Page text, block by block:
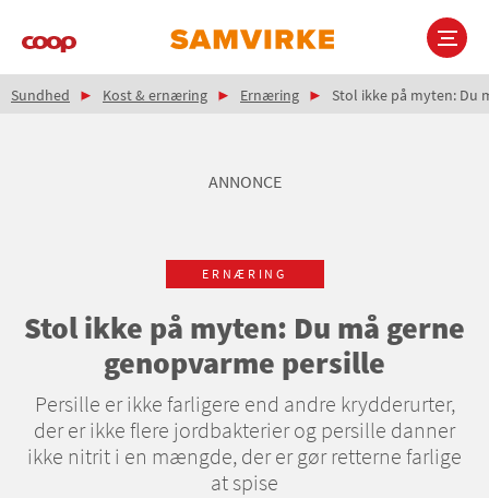
Main
Brødkrumme
Sundhed Kost & ernæring Ernæring Stol ikke på myten: Du
ANNONCE
ERNÆRING
Stol ikke på myten: Du må gerne
genopvarme persille
Persille er ikke farligere end andre krydderurter,
der er ikke flere jordbakterier og persille danner
ikke nitrit i en mængde, der er gør retterne farlige
at spise